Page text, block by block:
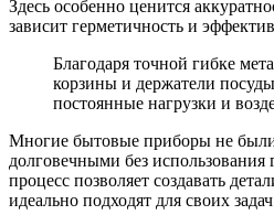
Здесь особенно ценится
зависит герметичность и
Благодаря точной гибке металла внутренние
корзины и держатели
постоянные нагрузки и
Многие бытовые приборы не
долговечными без использования
процесс позволяет создавать
идеально подходят для своих